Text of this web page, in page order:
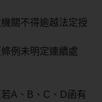
關不得逾越法定授
例未明定連續處
A、B、C、D函有